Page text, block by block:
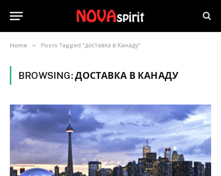
Home » Posts Tagged "доставка в Канаду"
BROWSING:ДОСТАВКА В КАНАДУ